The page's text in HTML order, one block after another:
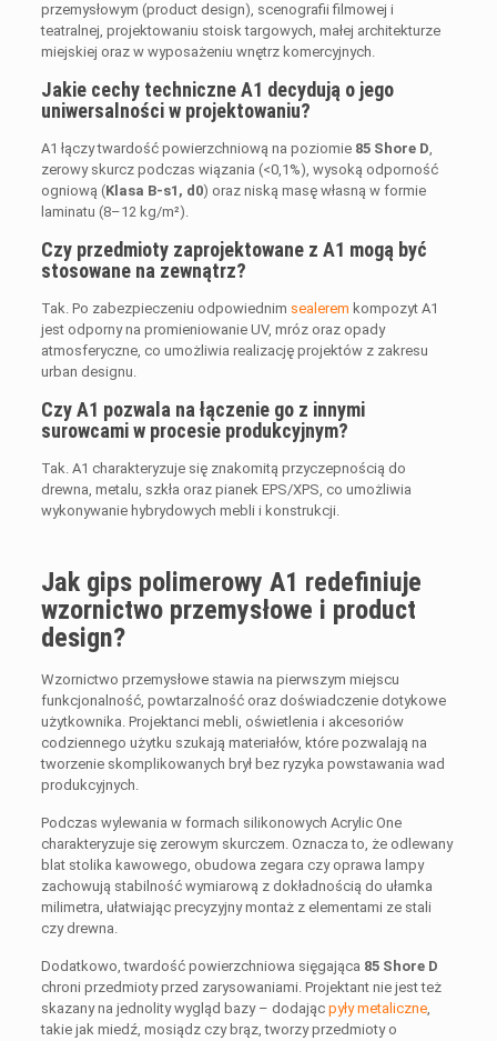
przemysłowym (product design), scenografii filmowej i
teatralnej, projektowaniu stoisk targowych, małej architekturze
miejskiej oraz w wyposażeniu wnętrz komercyjnych.
Jakie cechy techniczne A1 decydują o jego
uniwersalności w projektowaniu?
A1 łączy twardość powierzchniową na poziomie 85 Shore D,
zerowy skurcz podczas wiązania (<0,1%), wysoką odporność
ogniową (Klasa B-s1, d0) oraz niską masę własną w formie
laminatu (8–12 kg/m²).
Czy przedmioty zaprojektowane z A1 mogą być
stosowane na zewnątrz?
Tak. Po zabezpieczeniu odpowiednim sealerem kompozyt A1
jest odporny na promieniowanie UV, mróz oraz opady
atmosferyczne, co umożliwia realizację projektów z zakresu
urban designu.
Czy A1 pozwala na łączenie go z innymi
surowcami w procesie produkcyjnym?
Tak. A1 charakteryzuje się znakomitą przyczepnością do
drewna, metalu, szkła oraz pianek EPS/XPS, co umożliwia
wykonywanie hybrydowych mebli i konstrukcji.
Jak gips polimerowy A1 redefiniuje
wzornictwo przemysłowe i product
design?
Wzornictwo przemysłowe stawia na pierwszym miejscu
funkcjonalność, powtarzalność oraz doświadczenie dotykowe
użytkownika. Projektanci mebli, oświetlenia i akcesoriów
codziennego użytku szukają materiałów, które pozwalają na
tworzenie skomplikowanych brył bez ryzyka powstawania wad
produkcyjnych.
Podczas wylewania w formach silikonowych Acrylic One
charakteryzuje się zerowym skurczem. Oznacza to, że odlewany
blat stolika kawowego, obudowa zegara czy oprawa lampy
zachowują stabilność wymiarową z dokładnością do ułamka
milimetra, ułatwiając precyzyjny montaż z elementami ze stali
czy drewna.
Dodatkowo, twardość powierzchniowa sięgająca 85 Shore D
chroni przedmioty przed zarysowaniami. Projektant nie jest też
skazany na jednolity wygląd bazy – dodając pyły metaliczne,
takie jak miedź, mosiądz czy brąz, tworzy przedmioty o